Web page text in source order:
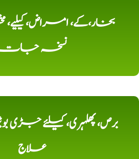
بخار،کے، امراض، کیلیے،
نسخہ
برص، پھلہری، کیلئے جڑی
علاج